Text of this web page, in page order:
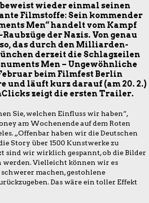
beweist wieder einmal seinen
Filmstoffe: Sein kommender
Men“ handelt vom Kampf
der Nazis. Von genau
das durch den Milliarden-
derzeit die Schlagzeilen
Men – Ungewöhnliche
beim Filmfest Berlin
und läuft kurz darauf (am 20. 2.)
zeigt die ersten Trailer.
Sie, welchen Einfluss wir haben“,
am Wochenende auf dem Roten
„Offenbar haben wir die Deutschen
Story über 1500 Kunstwerke zu
sind wir wirklich gespannt, ob die Bilder
werden. Vielleicht können wir es
machen, gestohlene
Das wäre ein toller Effekt